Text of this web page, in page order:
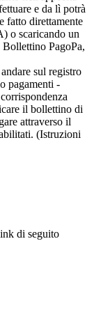
e da lì potrà
fatto direttamente
o scaricando un
PagoPa,
sul registro
pagamenti -
il bollettino di
attraverso il
(Istruzioni
di seguito